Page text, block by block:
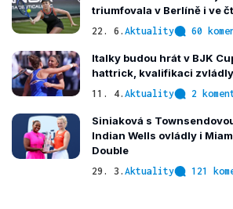
triumfovala v Berlíně i ve
22. 6. Aktuality 60
Italky budou hrát v BJK
hattrick, kvalifikaci
11. 4. Aktuality 2
Siniaková s
Indian Wells ovládly i
Double
29. 3. Aktuality 121